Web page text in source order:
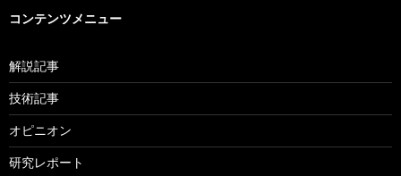
コンテンツメニュー
解説記事
技術記事
オピニオン
研究レポート